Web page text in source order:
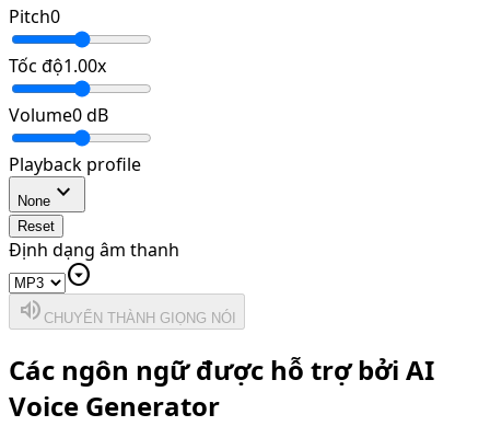
Pitch0
Tốc độ1.00x
Volume0dB
Playback profile
None expand_more
Reset
Định dạng âm thanh
arrow_drop_down_circle
volume_up CHUYỂN THÀNH GIỌNG NÓI
Các ngôn ngữ được hỗ trợ bởi AI
Voice Generator